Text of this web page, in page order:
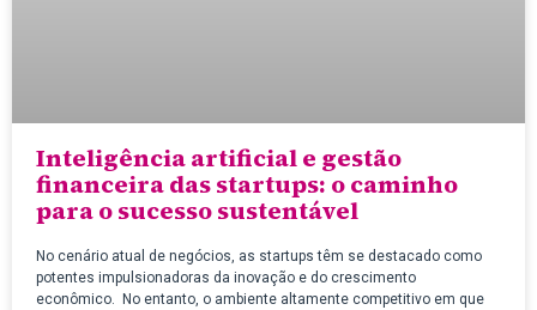
Inteligência artificial e gestão
financeira das startups: o caminho
para o sucesso sustentável
No cenário atual de negócios, as startups têm se destacado como
potentes impulsionadoras da inovação e do crescimento
econômico. No entanto, o ambiente altamente competitivo em que